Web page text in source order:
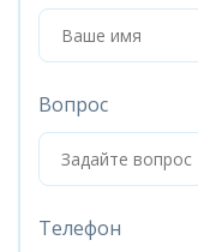
Вопрос
Телефон